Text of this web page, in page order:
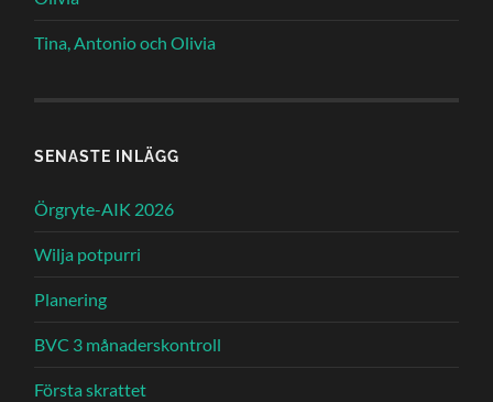
Tina, Antonio och Olivia
SENASTE INLÄGG
Örgryte-AIK 2026
Wilja potpurri
Planering
BVC 3 månaderskontroll
Första skrattet